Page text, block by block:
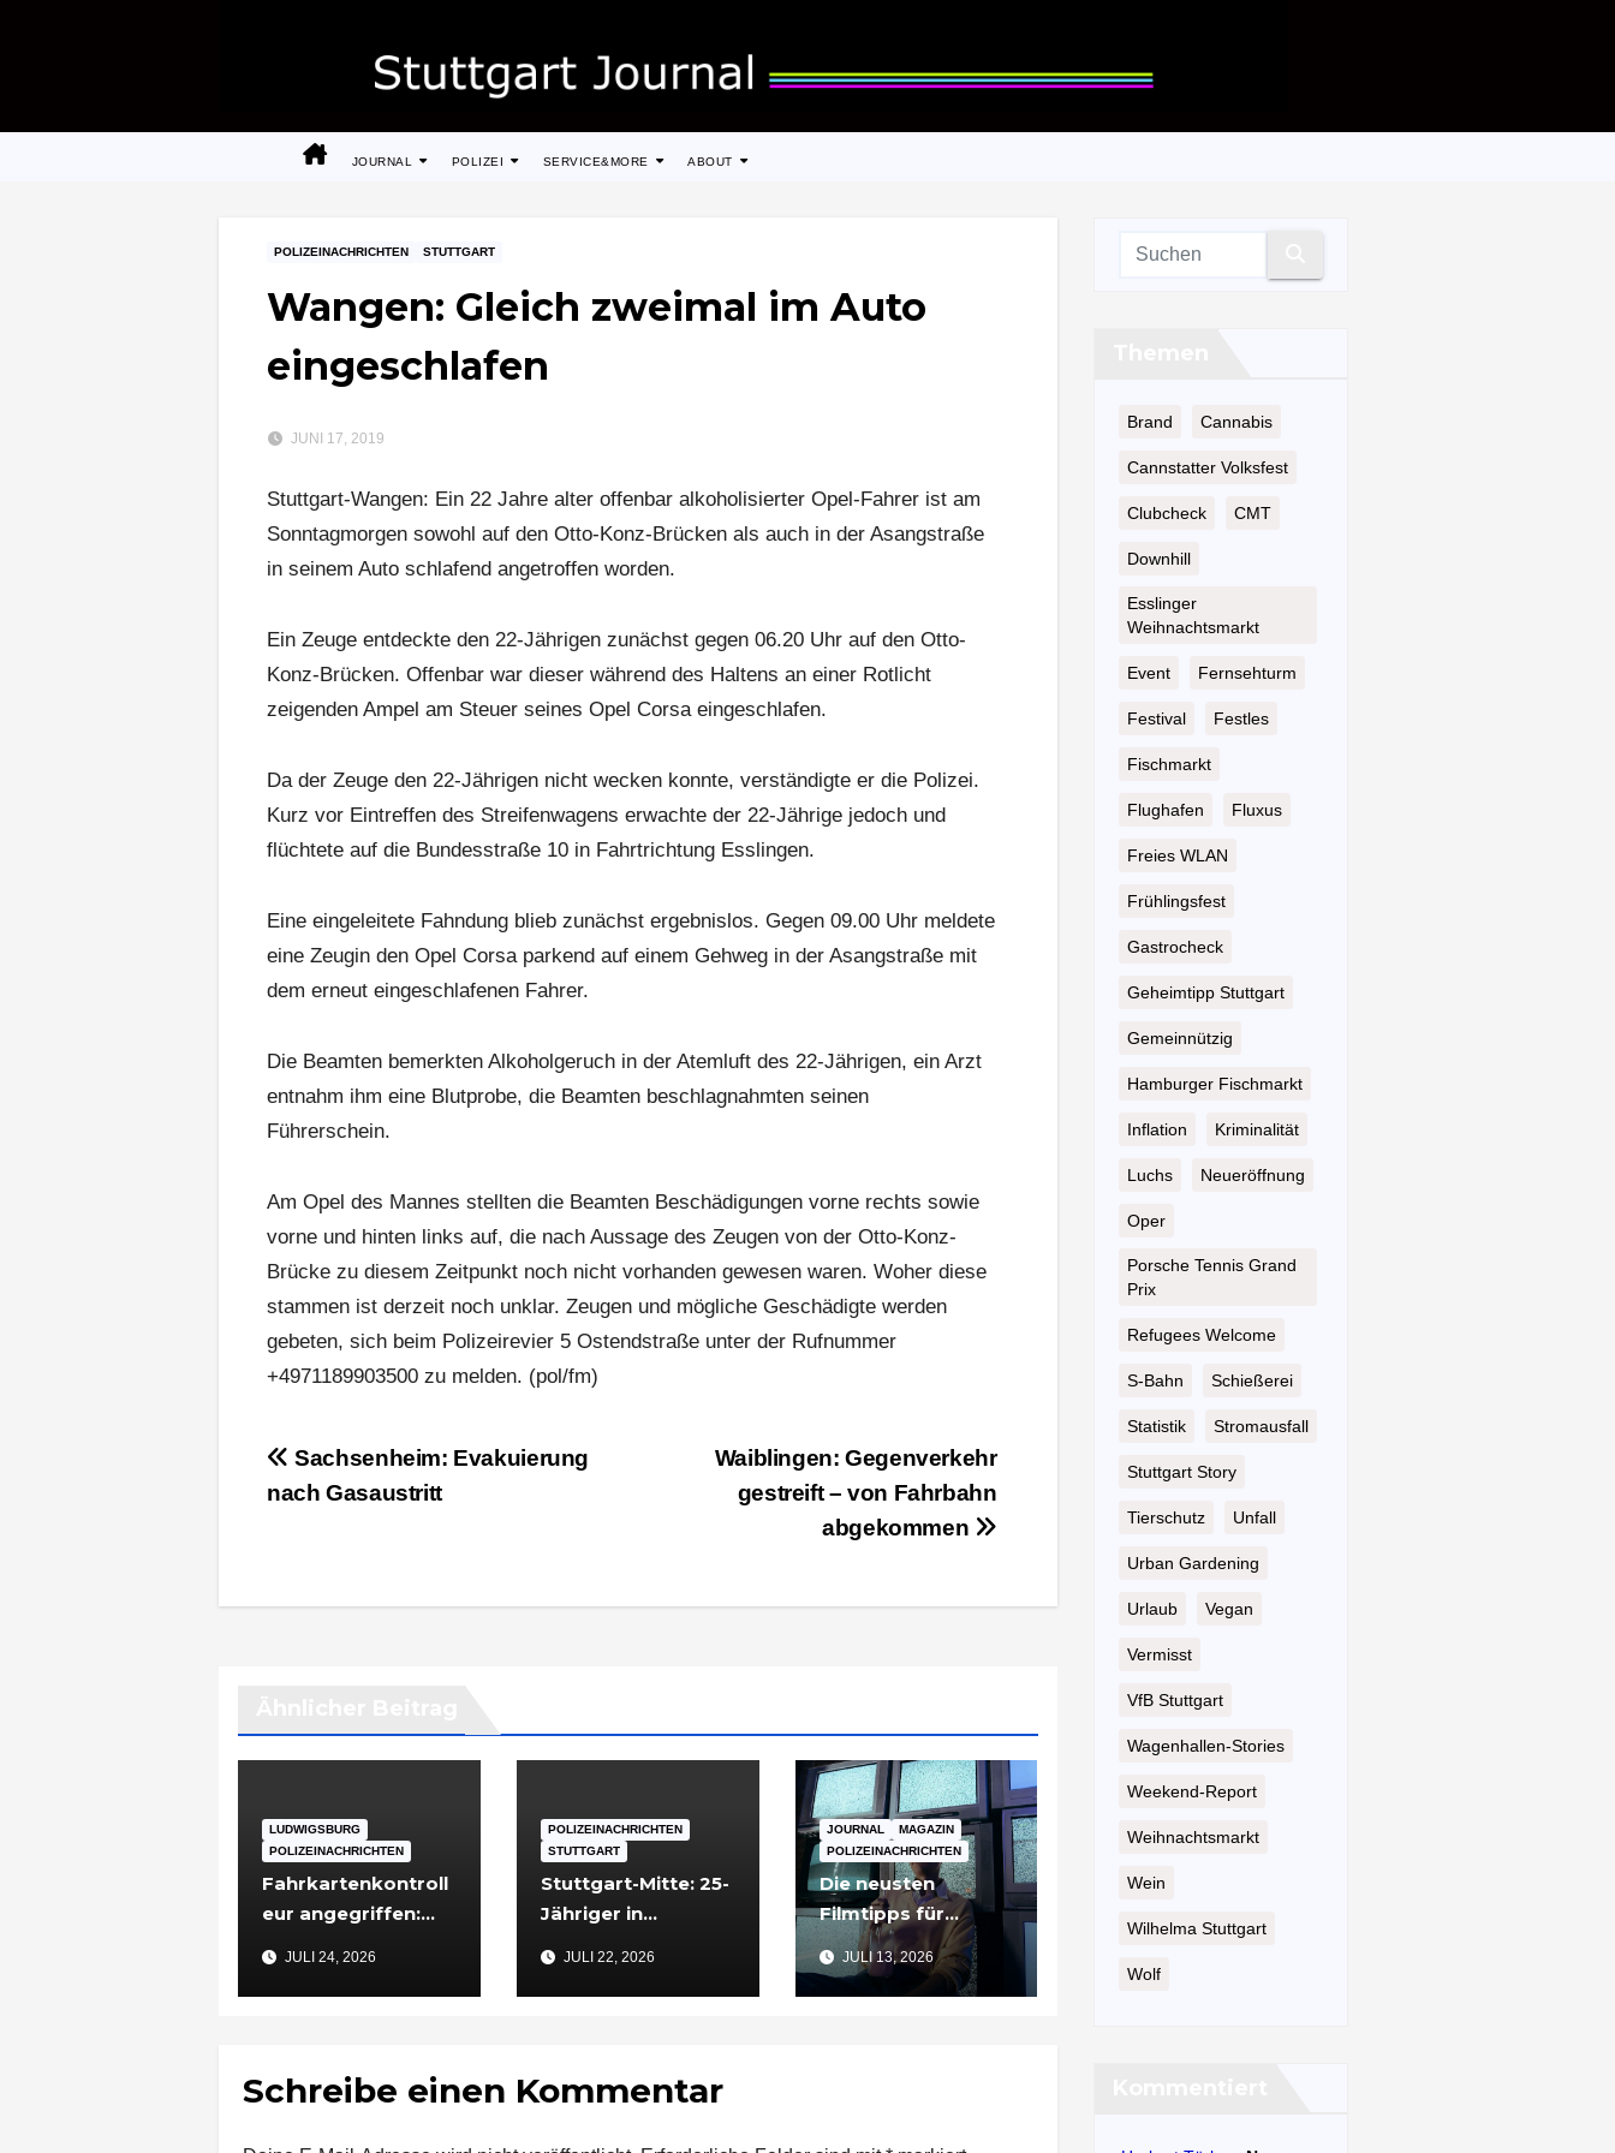
JOURNAL POLIZEI SERVICE&MORE ABOUT
POLIZEINACHRICHTEN STUTTGART
Wangen: Gleich zweimal im Auto
eingeschlafen
JUNI 17, 2019
Stuttgart-Wangen: Ein 22 Jahre alter offenbar alkoholisierter Opel-Fahrer ist am
Sonntagmorgen sowohl auf den Otto-Konz-Brücken als auch in der Asangstraße
in seinem Auto schlafend angetroffen worden.
Ein Zeuge entdeckte den 22-Jährigen zunächst gegen 06.20 Uhr auf den Otto-
Konz-Brücken. Offenbar war dieser während des Haltens an einer Rotlicht
zeigenden Ampel am Steuer seines Opel Corsa eingeschlafen.
Da der Zeuge den 22-Jährigen nicht wecken konnte, verständigte er die Polizei.
Kurz vor Eintreffen des Streifenwagens erwachte der 22-Jährige jedoch und
flüchtete auf die Bundesstraße 10 in Fahrtrichtung Esslingen.
Eine eingeleitete Fahndung blieb zunächst ergebnislos. Gegen 09.00 Uhr meldete
eine Zeugin den Opel Corsa parkend auf einem Gehweg in der Asangstraße mit
dem erneut eingeschlafenen Fahrer.
Die Beamten bemerkten Alkoholgeruch in der Atemluft des 22-Jährigen, ein Arzt
entnahm ihm eine Blutprobe, die Beamten beschlagnahmten seinen
Führerschein.
Am Opel des Mannes stellten die Beamten Beschädigungen vorne rechts sowie
vorne und hinten links auf, die nach Aussage des Zeugen von der Otto-Konz-
Brücke zu diesem Zeitpunkt noch nicht vorhanden gewesen waren. Woher diese
stammen ist derzeit noch unklar. Zeugen und mögliche Geschädigte werden
gebeten, sich beim Polizeirevier 5 Ostendstraße unter der Rufnummer
+4971189903500 zu melden. (pol/fm)
Beitragsnavigation
Waiblingen: Gegenverkehr
gestreift – von Fahrbahn
abgekommen
Sachsenheim: Evakuierung
nach Gasaustritt
LUDWIGSBURG
POLIZEINACHRICHTEN
Fahrkartenkontroll
eur angegriffen:
Ludwigsburg in
JULI 24, 2026
POLIZEINACHRICHTEN
STUTTGART
Stuttgart-Mitte: 25-
Jähriger in
verletzt
JULI 22, 2026
JOURNAL
MAGAZIN
POLIZEINACHRICHTEN
Die neusten
Filmtipps für
Sommerabende
JULI 13, 2026
Schreibe einen Kommentar
Brand Cannabis
Cannstatter Volksfest
Clubcheck CMT
Downhill
Esslinger
Weihnachtsmarkt
Event Fernsehturm
Festival Festles
Fischmarkt
Flughafen Fluxus
Freies WLAN
Frühlingsfest
Gastrocheck
Geheimtipp Stuttgart
Gemeinnützig
Hamburger Fischmarkt
Inflation Kriminalität
Luchs Neueröffnung
Oper
Porsche Tennis Grand
Prix
Refugees Welcome
S-Bahn Schießerei
Statistik Stromausfall
Stuttgart Story
Tierschutz Unfall
Urban Gardening
Urlaub Vegan
Vermisst
VfB Stuttgart
Wagenhallen-Stories
Weekend-Report
Weihnachtsmarkt
Wein
Wilhelma Stuttgart
Wolf